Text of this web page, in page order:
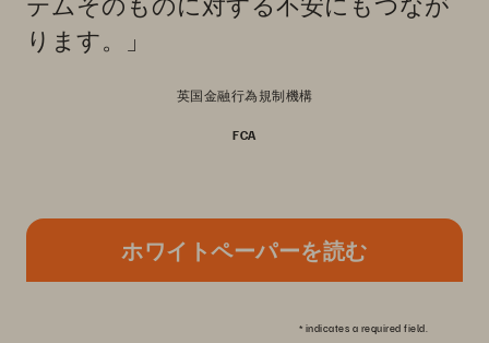
ります。」
英国金融行為規制機構
FCA
ホワイトペーパーを読む
* indicates a required field.